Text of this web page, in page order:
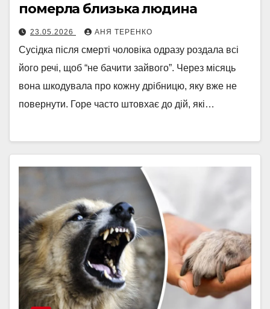
померла близька людина
23.05.2026 АНЯ ТЕРЕНКО
Сусідка після смерті чоловіка одразу роздала всі
його речі, щоб “не бачити зайвого”. Через місяць
вона шкодувала про кожну дрібницю, яку вже не
повернути. Горе часто штовхає до дій, які…